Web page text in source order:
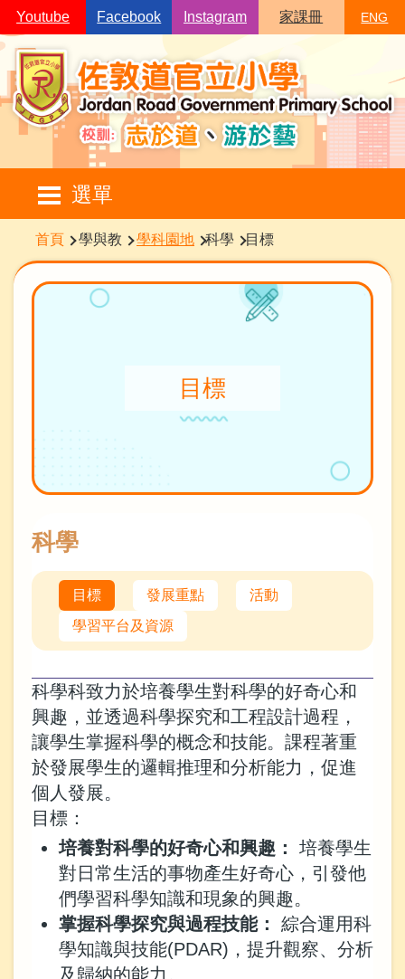
移至主內容
Youtube Facebook Instagram 家課冊 ENG
選單
Main
navigation
導
航
連
首頁 學與教 學科園地 科學 目標
目標
科學
目標 發展重點
活動
學習平台及資源
科學科致力於培養學生對科學的好奇心和
興趣，並透過科學探究和工程設計過程，
讓學生掌握科學的概念和技能。課程著重
於發展學生的邏輯推理和分析能力，促進
個人發展。
目標：
培養對科學的好奇心和興趣：
培養學生
對日常生活的事物產生好奇心，引發他
們學習科學知識和現象的興趣。
掌握科學探究與過程技能：
綜合運用科
學知識與技能(PDAR)，提升觀察、分析
及歸納的能力。